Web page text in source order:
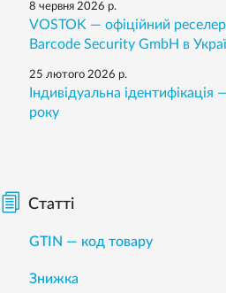
8 червня 2026 р.
VOSTOK — офіційний
Barcode Security GmbH в
25 лютого 2026 р.
Індивідуальна
року
Статті
GTIN — код товару
Знижка